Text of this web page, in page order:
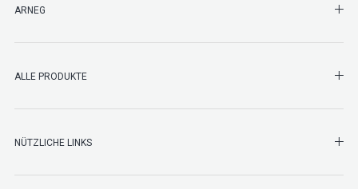
ARNEG
ALLE PRODUKTE
NÜTZLICHE LINKS